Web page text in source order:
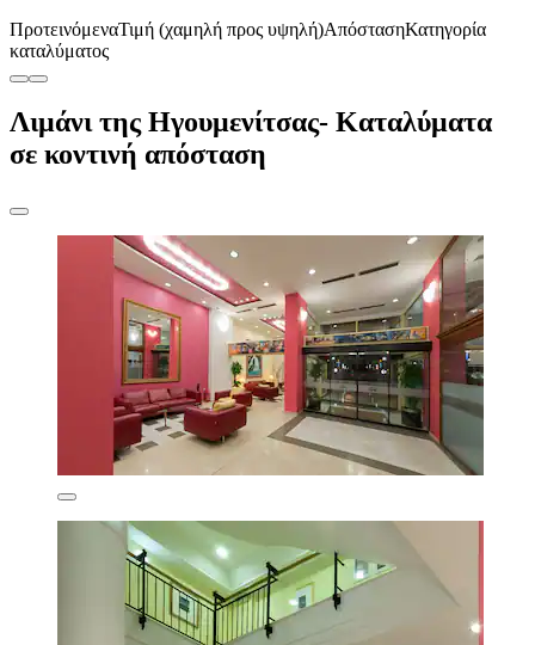
ΠροτεινόμεναΤιμή (χαμηλή προς υψηλή)ΑπόστασηΚατηγορία
καταλύματος
Λιμάνι της Ηγουμενίτσας- Καταλύματα
σε κοντινή απόσταση